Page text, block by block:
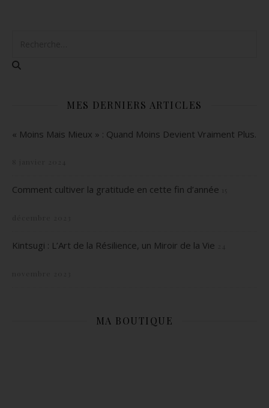
MES DERNIERS ARTICLES
« Moins Mais Mieux » : Quand Moins Devient Vraiment Plus.
Comment cultiver la gratitude en cette fin d’année
Kintsugi : L’Art de la Résilience, un Miroir de la Vie
MA BOUTIQUE